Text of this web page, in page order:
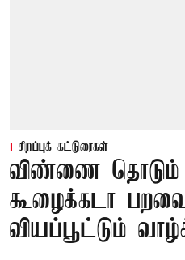
சிறப்புக் கட்டுரைகள்
விண்ணை தொடும்
கூழைக்கடா
வியப்பூட்டும்